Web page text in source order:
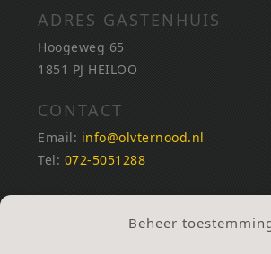
Beheer
ADRES GASTENHUIS
Hoogeweg 65
1851 PJ HEILOO
CONTACT
Email: info@olvternood.nl
Tel: 072-5051288
REKENINGNUMMERS
NL25INGB0000672168